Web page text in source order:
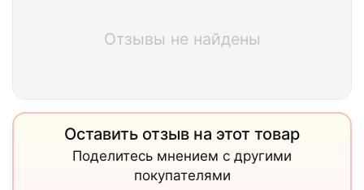
Отзывы не найдены
Оставить отзыв на этот товар
Поделитесь мнением с другими
покупателями